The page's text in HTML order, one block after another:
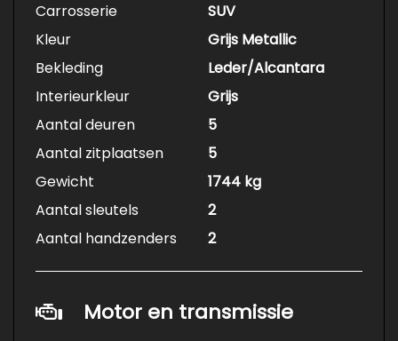
Carrosserie
SUV
Kleur
Grijs Metallic
Bekleding
Leder/Alcantara
Interieurkleur
Grijs
Aantal deuren
5
Aantal zitplaatsen
5
Gewicht
1744 kg
Aantal sleutels
2
Aantal handzenders
2
Motor en transmissie